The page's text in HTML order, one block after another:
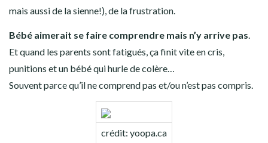
mais aussi de la sienne!), de la frustration.
Bébé aimerait se faire comprendre mais n’y arrive pas.
Et quand les parents sont fatigués, ça finit vite en cris,
punitions et un bébé qui hurle de colère…
Souvent parce qu’il ne comprend pas et/ou n’est pas compris.
crédit: yoopa.ca